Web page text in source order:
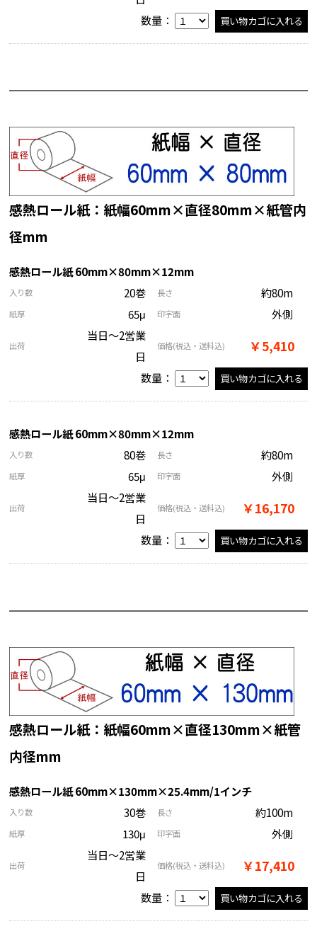
数量：
感熱ロール紙：紙幅60mm×直径80mm×紙管内
径mm
感熱ロール紙 60mm×80mm×12mm
入り数 20巻 長さ 約80m
紙厚 65μ 印字面 外側
出荷
当日～2営業
日
価格(税込・送料込) ￥5,410
数量：
感熱ロール紙 60mm×80mm×12mm
入り数 80巻 長さ 約80m
紙厚 65μ 印字面 外側
出荷
当日～2営業
日
価格(税込・送料込) ￥16,170
数量：
感熱ロール紙：紙幅60mm×直径130mm×紙管
内径mm
感熱ロール紙 60mm×130mm×25.4mm/1インチ
入り数 30巻 長さ 約100m
紙厚 130μ 印字面 外側
出荷
当日～2営業
日
価格(税込・送料込) ￥17,410
数量：